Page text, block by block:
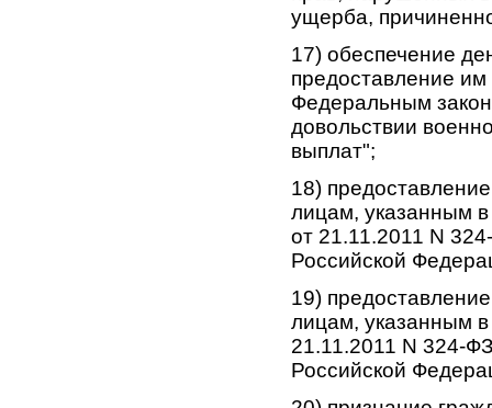
ущерба,
17) обеспечение
предоставление им
Федеральным
довольствии
выплат";
18)
лицам, указанным в
от 21.11.2011 N
Российской
19)
лицам, указанным в
21.11.2011 N 324-
Российской